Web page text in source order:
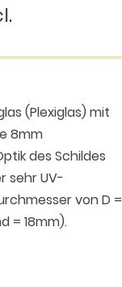
(Plexiglas) mit
8mm
des Schildes
sehr UV-
von D =
= 18mm).